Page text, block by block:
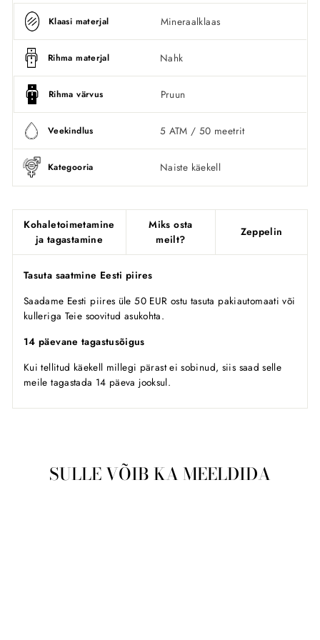
Klaasi materjal Mineraalklaas
Rihma materjal Nahk
Rihma värvus Pruun
Veekindlus 5 ATM / 50 meetrit
Kategooria Naiste käekell
Kohaletoimetamine
ja tagastamine
Miks osta
meilt?
Zeppelin
Tasuta saatmine Eesti piires
Saadame Eesti piires üle 50 EUR ostu tasuta pakiautomaati või
kulleriga Teie soovitud asukohta.
14 päevane tagastusõigus
Kui tellitud käekell millegi pärast ei sobinud, siis saad selle
meile tagastada 14 päeva jooksul.
SULLE VÕIB KA MEELDIDA